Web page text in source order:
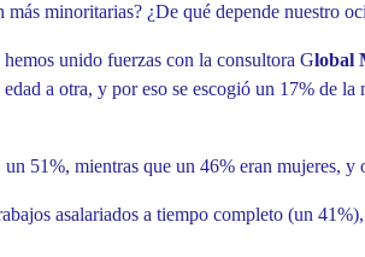
minoritarias? ¿De qué depende nuestro
unido fuerzas con la consultora Global
a otra, y por eso se escogió un 17% de
51%, mientras que un 46% eran mujeres,
asalariados a tiempo completo (un